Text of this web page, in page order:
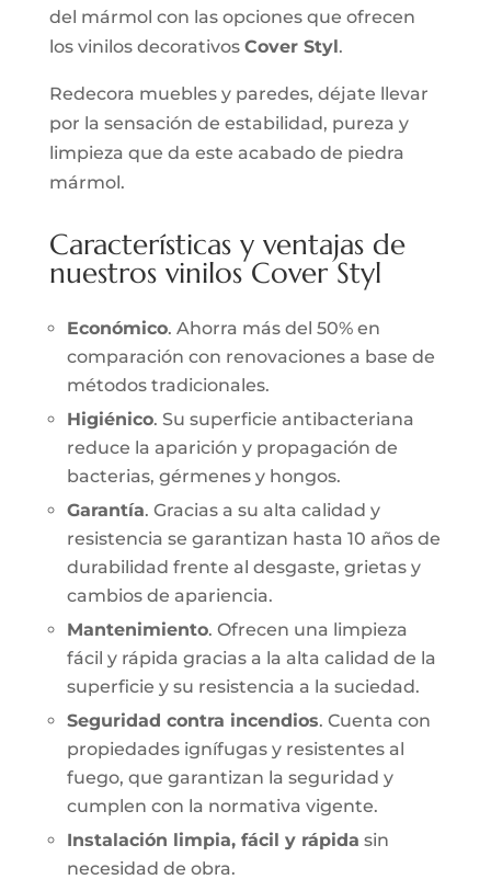
del mármol con las opciones que ofrecen
los vinilos decorativos Cover Styl .
Redecora muebles y paredes, déjate llevar
por la sensación de estabilidad, pureza y
limpieza que da este acabado de piedra
mármol.
Características y ventajas de
nuestros vinilos Cover Styl
Económico. Ahorra más del 50% en
comparación con renovaciones a base de
métodos tradicionales.
Higiénico. Su superficie antibacteriana
reduce la aparición y propagación de
bacterias, gérmenes y hongos.
Garantía. Gracias a su alta calidad y
resistencia se garantizan hasta 10 años de
durabilidad frente al desgaste, grietas y
cambios de apariencia.
Mantenimiento. Ofrecen una limpieza
fácil y rápida gracias a la alta calidad de la
superficie y su resistencia a la suciedad.
Seguridad contra incendios. Cuenta con
propiedades ignífugas y resistentes al
fuego, que garantizan la seguridad y
cumplen con la normativa vigente.
Instalación limpia, fácil y rápida sin
necesidad de obra.